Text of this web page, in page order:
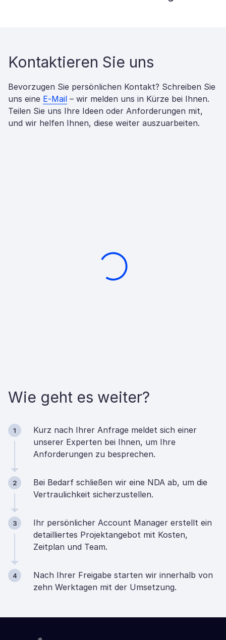
Kontaktieren Sie uns
Bevorzugen Sie persönlichen Kontakt? Schreiben Sie
uns eine E-Mail – wir melden uns in Kürze bei Ihnen.
Teilen Sie uns Ihre Ideen oder Anforderungen mit,
und wir helfen Ihnen, diese weiter auszuarbeiten.
Wie geht es weiter?
1
Kurz nach Ihrer Anfrage meldet sich einer
unserer Experten bei Ihnen, um Ihre
Anforderungen zu besprechen.
2
Bei Bedarf schließen wir eine NDA ab, um die
Vertraulichkeit sicherzustellen.
3
Ihr persönlicher Account Manager erstellt ein
detailliertes Projektangebot mit Kosten,
Zeitplan und Team.
4
Nach Ihrer Freigabe starten wir innerhalb von
zehn Werktagen mit der Umsetzung.